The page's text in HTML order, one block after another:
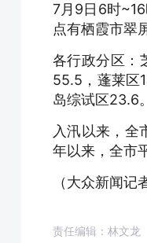
7月9日6时
点有栖霞市翠
各行政分区：
55.5，蓬莱区
岛综试区23.6。
入汛以来，全
年以来，全市
（大众新闻记
责任编辑：林文龙